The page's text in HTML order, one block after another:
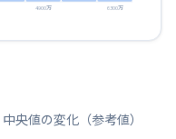
4900万 6300万
央値の変化（参考値）